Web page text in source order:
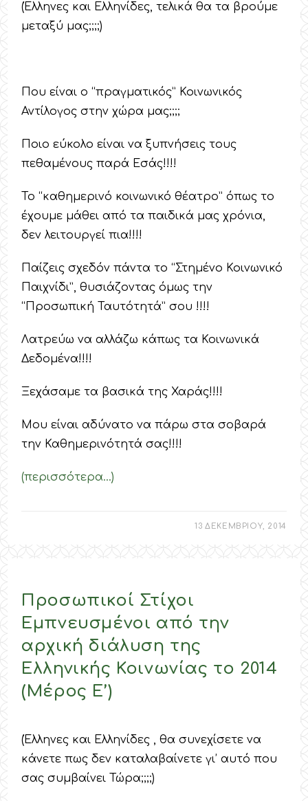
(Έλληνες και Ελληνίδες, τελικά θα τα βρούμε
μεταξύ μας;;;;)
Που είναι ο “πραγματικός” Κοινωνικός
Αντίλογος στην χώρα μας;;;;
Ποιο εύκολο είναι να ξυπνήσεις τους
πεθαμένους παρά Εσάς!!!!
Το “καθημερινό κοινωνικό θέατρο” όπως το
έχουμε μάθει από τα παιδικά μας χρόνια,
δεν λειτουργεί πια!!!!
Παίζεις σχεδόν πάντα το “Στημένο Κοινωνικό
Παιχνίδι”, θυσιάζοντας όμως την
“Προσωπική Ταυτότητά” σου !!!!
Λατρεύω να αλλάζω κάπως τα Κοινωνικά
Δεδομένα!!!!
Ξεχάσαμε τα βασικά της Χαράς!!!!
Μου είναι αδύνατο να πάρω στα σοβαρά
την Καθημερινότητά σας!!!!
(περισσότερα…)
13 ΔΕΚΕΜΒΡΙΟΥ, 2014
Προσωπικοί Στίχοι
Εμπνευσμένοι από την
αρχική διάλυση της
Ελληνικής Κοινωνίας το 2014
(Μέρος E’)
(Έλληνες και Ελληνίδες , θα συνεχίσετε να
κάνετε πως δεν καταλαβαίνετε γι’ αυτό που
σας συμβαίνει Τώρα;;;;)